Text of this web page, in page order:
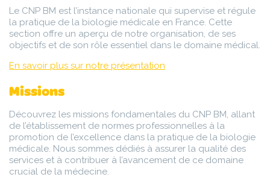
Le CNP BM est l’instance nationale qui supervise et régule
la pratique de la biologie médicale en France. Cette
section offre un aperçu de notre organisation, de ses
objectifs et de son rôle essentiel dans le domaine médical.
En savoir plus sur notre présentation
Missions
Découvrez les missions fondamentales du CNP BM, allant
de l’établissement de normes professionnelles à la
promotion de l’excellence dans la pratique de la biologie
médicale. Nous sommes dédiés à assurer la qualité des
services et à contribuer à l’avancement de ce domaine
crucial de la médecine.